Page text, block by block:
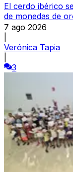
El cerdo ibérico
de monedas de
7 ago 2026
Verónica Tapia
3